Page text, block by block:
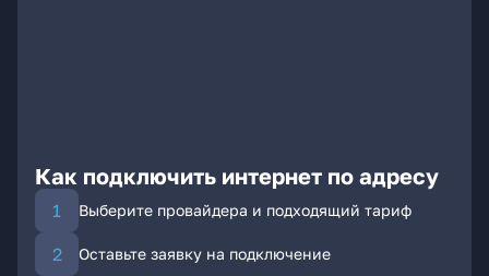
Как подключить интернет по адресу
Выберите провайдера и подходящий тариф
Оставьте заявку на подключение